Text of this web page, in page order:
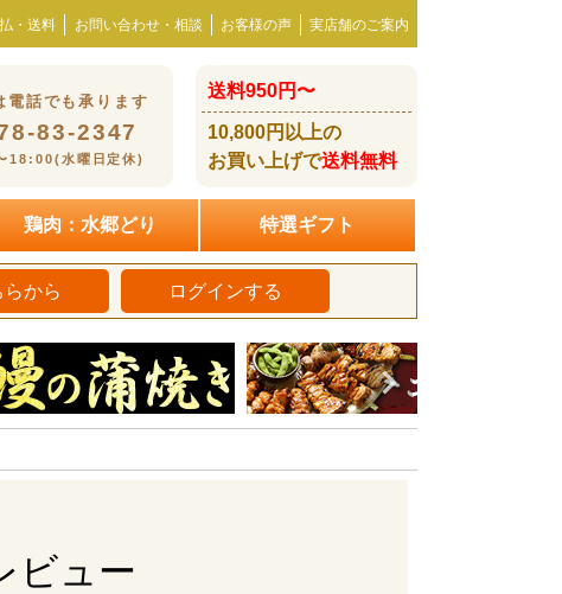
・送料 お問い合わせ・相談 お客様の声 実店舗のご案内
電話でも承ります
83-2347
18:00(水曜日定休)
送料950円〜
10,800円以上の
お買い上げで送料無料
鶏肉：水郷どり 特選ギフト
から ログインする
ビュー